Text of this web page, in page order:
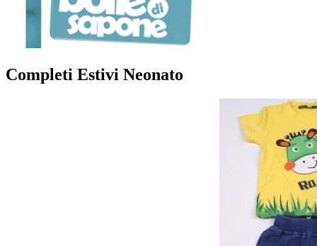
Completi Estivi Neonato